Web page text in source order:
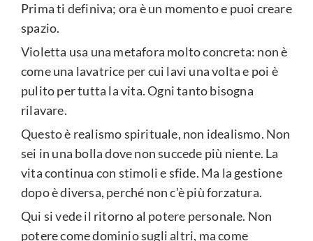
Prima ti definiva; ora è un momento e puoi creare
spazio.
Violetta usa una metafora molto concreta: non è
come una lavatrice per cui lavi una volta e poi è
pulito per tutta la vita. Ogni tanto bisogna
rilavare.
Questo è realismo spirituale, non idealismo. Non
sei in una bolla dove non succede più niente. La
vita continua con stimoli e sfide. Ma la gestione
dopo è diversa, perché non c’è più forzatura.
Qui si vede il ritorno al potere personale. Non
potere come dominio sugli altri, ma come